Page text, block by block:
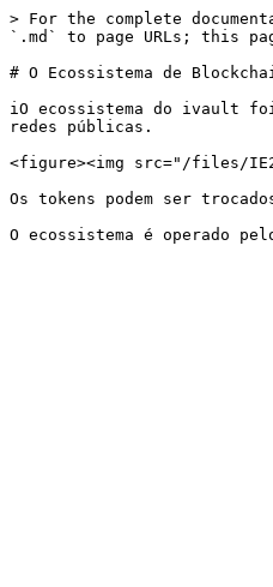
> For the complete
`.md` to page URLs; this
# O Ecossistema de
iO ecossistema do ivault
redes públicas.
<figure><img src="/files/
Os tokens podem ser